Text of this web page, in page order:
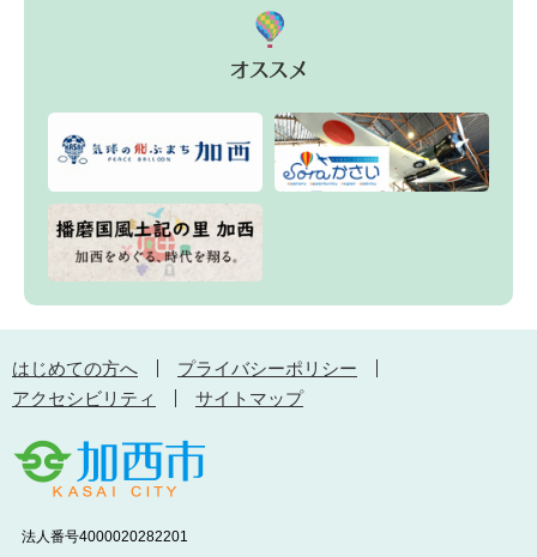
はじめての方へ
プライバシーポリシー
アクセシビリティ
サイトマップ
法人番号4000020282201